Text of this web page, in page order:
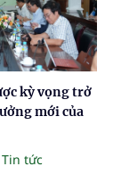
kỳ vọng trở
mới của
Tin tức